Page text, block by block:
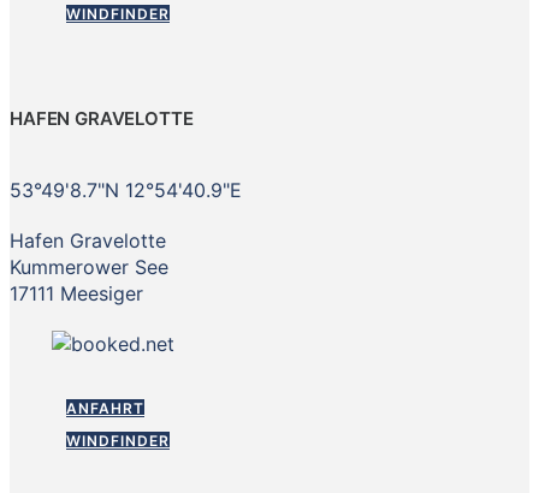
WINDFINDER
HAFEN GRAVELOTTE
53°49'8.7"N 12°54'40.9"E
Hafen Gravelotte
Kummerower See
17111 Meesiger
ANFAHRT
WINDFINDER